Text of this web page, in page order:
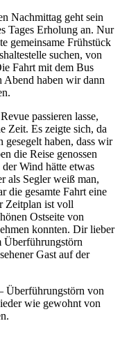
Nachmittag geht sein
Tages Erholung an. Nur
gemeinsame Frühstück
suchen, von
Fahrt mit dem Bus
Abend haben wir dann
passieren lasse,
Zeit. Es zeigte sich, da
haben, dass wir
die Reise genossen
Wind hätte etwas
als Segler weiß man,
die gesamte Fahrt eine
Zeitplan ist voll
Ostseite von
konnten. Dir lieber
Überführungstörn
Gast auf der
Überführungstörn von
wie gewohnt von